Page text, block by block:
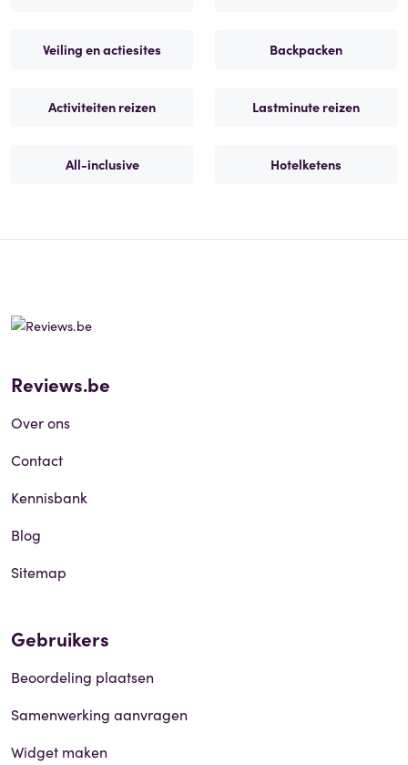
Veiling en actiesites Backpacken
Activiteiten reizen Lastminute reizen
All-inclusive Hotelketens
Reviews.be
Over ons
Contact
Kennisbank
Blog
Sitemap
Gebruikers
Beoordeling plaatsen
Samenwerking aanvragen
Widget maken